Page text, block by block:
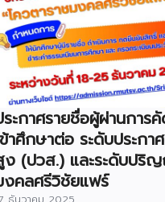
ะกาศรายชื่อผู้ผ่านการ
าศึกษาต่อ ระดับประก
ง (ปวส.) และระดับปริ
งคลศรีวิชัยแฟร์